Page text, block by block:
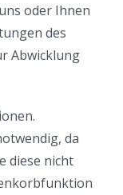
oder Ihnen
des
Abwicklung
da
diese nicht
bodmann GmbH |